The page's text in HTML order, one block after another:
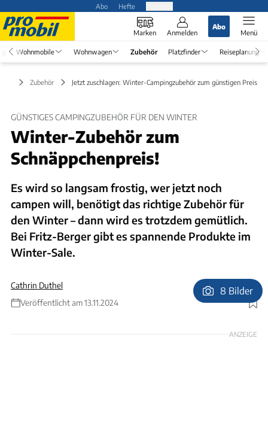
Abo Hefte
Marken Anmelden
Abo
Menü
Wohnmobile Wohnwagen Zubehör Platzfinder Reiseplanung
Zubehör Jetzt zuschlagen: Winter-Campingzubehör zum günstigen Preis
GÜNSTIGES CAMPINGZUBEHÖR FÜR DEN WINTER
Winter-Zubehör zum
Schnäppchenpreis!
Es wird so langsam frostig, wer jetzt noch
campen will, benötigt das richtige Zubehör für
den Winter – dann wird es trotzdem gemütlich.
Bei Fritz-Berger gibt es spannende Produkte im
Winter-Sale.
Cathrin Duthel
Veröffentlicht am 13.11.2024
Foto: Vincken
8 Bilder
ANZEIGE